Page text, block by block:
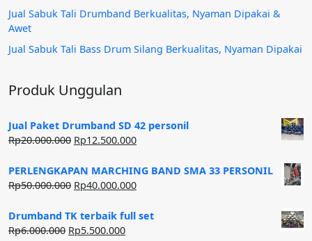
Jual Sabuk Tali Drumband Berkualitas, Nyaman Dipakai &
Awet
Jual Sabuk Tali Bass Drum Silang Berkualitas, Nyaman Dipakai
Produk Unggulan
Jual Paket Drumband SD 42 personil
Rp20.000.000 Harga
adalah:
Rp20.000.000.
Rp12.500.000Harga
ini
adalah:
PERLENGKAPAN MARCHING BAND SMA 33 PERSONIL
Rp50.000.000 Harga
adalah:
Rp50.000.000.
Rp40.000.000Harga
ini
Drumband TK terbaik full set
Rp6.000.000 Harga
Rp5.500.000Harga